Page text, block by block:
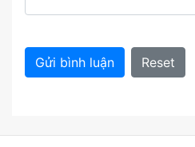
Gửi bình luận Reset